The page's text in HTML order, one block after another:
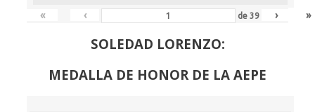
« ‹ de39 › »
SOLEDAD LORENZO:
MEDALLA DE HONOR DE LA AEPE